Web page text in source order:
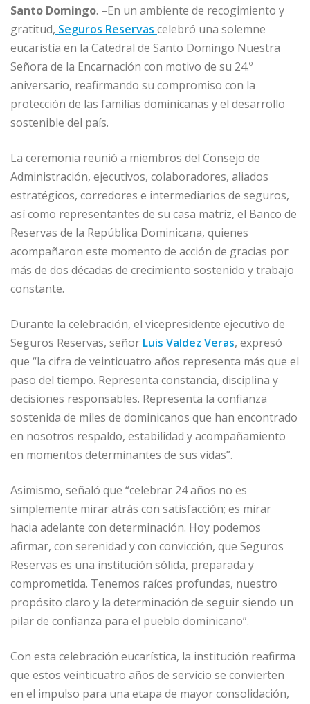
c
e
b
o
o
k
ai
l
k
e
dI
n
at
s
A
p
p
ss
e
n
g
e
m
p
ar
ti
r
Santo Domingo. –En un ambiente de recogimiento y
gratitud, Seguros Reservas celebró una solemne
eucaristía en la Catedral de Santo Domingo Nuestra
Señora de la Encarnación con motivo de su 24.º
aniversario, reafirmando su compromiso con la
protección de las familias dominicanas y el desarrollo
sostenible del país.
La ceremonia reunió a miembros del Consejo de
Administración, ejecutivos, colaboradores, aliados
estratégicos, corredores e intermediarios de seguros,
así como representantes de su casa matriz, el Banco de
Reservas de la República Dominicana, quienes
acompañaron este momento de acción de gracias por
más de dos décadas de crecimiento sostenido y trabajo
constante.
Durante la celebración, el vicepresidente ejecutivo de
Seguros Reservas, señor Luis Valdez Veras, expresó
que “la cifra de veinticuatro años representa más que el
paso del tiempo. Representa constancia, disciplina y
decisiones responsables. Representa la confianza
sostenida de miles de dominicanos que han encontrado
en nosotros respaldo, estabilidad y acompañamiento
en momentos determinantes de sus vidas”.
Asimismo, señaló que “celebrar 24 años no es
simplemente mirar atrás con satisfacción; es mirar
hacia adelante con determinación. Hoy podemos
afirmar, con serenidad y con convicción, que Seguros
Reservas es una institución sólida, preparada y
comprometida. Tenemos raíces profundas, nuestro
propósito claro y la determinación de seguir siendo un
pilar de confianza para el pueblo dominicano”.
Con esta celebración eucarística, la institución reafirma
que estos veinticuatro años de servicio se convierten
en el impulso para una etapa de mayor consolidación,